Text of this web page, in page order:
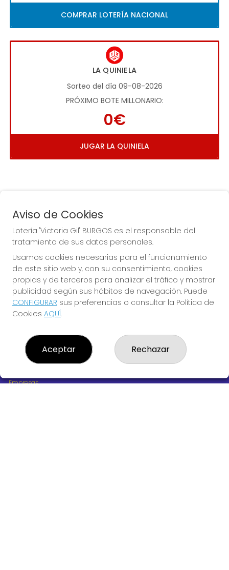
COMPRAR LOTERÍA NACIONAL
LA QUINIELA
Sorteo del día 09-08-2026
PRÓXIMO BOTE MILLONARIO:
0€
JUGAR LA QUINIELA
La de la Antigua de
Gamonal
¿Quiénes somos?
Comprar lotería
Resultados
Empresas
Aviso de Cookies
Lotería "Victoria Gil" BURGOS es el responsable del
tratamiento de sus datos personales.
Usamos cookies necesarias para el funcionamiento
de este sitio web y, con su consentimiento, cookies
propias y de terceros para analizar el tráfico y mostrar
publicidad según sus hábitos de navegación. Puede
CONFIGURAR sus preferencias o consultar la Política de
Cookies AQUÍ.
Aceptar Rechazar